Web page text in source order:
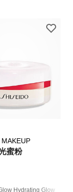
蜜粉
Hydrating Glow